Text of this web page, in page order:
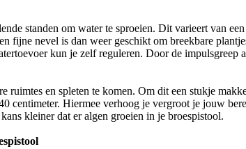
standen om water te sproeien. Dit varieert van
fijne nevel is dan weer geschikt om breekbare
kun je zelf reguleren. Door de impulsgreep
ruimtes en spleten te komen. Om dit een stukje
centimeter. Hiermee verhoog je vergroot je jouw
kleiner dat er algen groeien in je broespistool.